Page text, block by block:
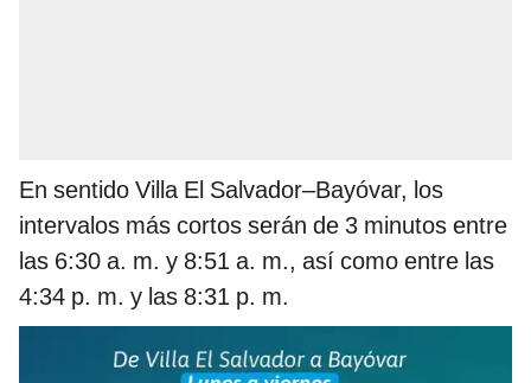
En sentido Villa El Salvador–Bayóvar, los
intervalos más cortos serán de 3 minutos entre
las 6:30 a. m. y 8:51 a. m., así como entre las
4:34 p. m. y las 8:31 p. m.